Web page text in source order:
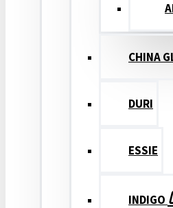
CHINA
DURI
ESSIE
INDIGO